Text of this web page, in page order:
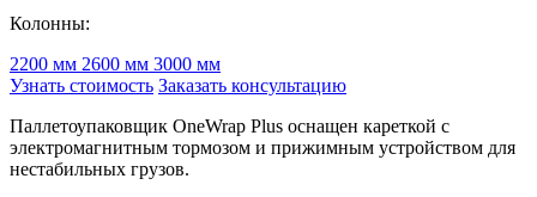
Колонны:
2200 мм 2600 мм 3000 мм
Узнать стоимость Заказать консультацию
Паллетоупаковщик OneWrap Plus оснащен кареткой с
электромагнитным тормозом и прижимным устройством для
нестабильных грузов.